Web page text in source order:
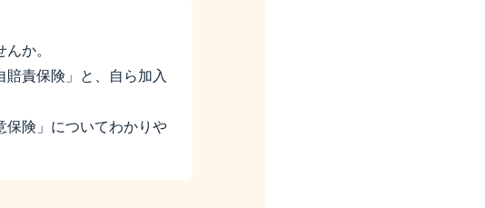
か。
責保険」と、自ら加入
保険」についてわかりや